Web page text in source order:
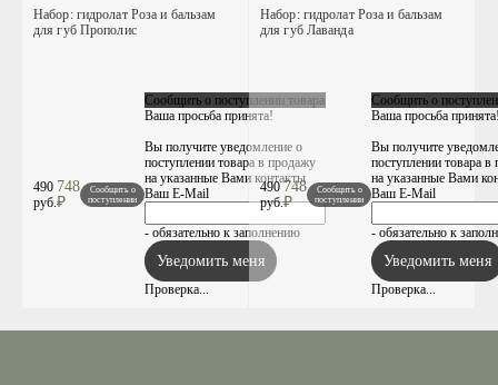
Набор: гидролат Роза и бальзам
для губ Прополис
490
руб.
748
₽
Сообщить о
поступлении
Сообщить о поступлении товара
Ваша просьба принята!
Вы получите уведомление о
поступлении товара в продажу
на указанные Вами контакты
Ваш E-Mail
- обязательно к заполнению
Проверка...
Набор: гидролат Роза и бальзам
для губ Лаванда
490
руб.
748
₽
Сообщить о
поступлении
Сообщить о
Ваша просьба
Вы получите
поступлении товара в
на указанные Вами
Ваш E-Mail
- обязательно к
Проверка...